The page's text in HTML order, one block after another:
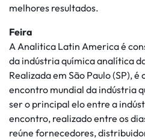
melhores resultados.
Feira
A Analitica Latin America é
da indústria química analítica
Realizada em São Paulo (SP),
encontro mundial da indústria
ser o principal elo entre a
encontro, realizado entre os
reúne fornecedores,